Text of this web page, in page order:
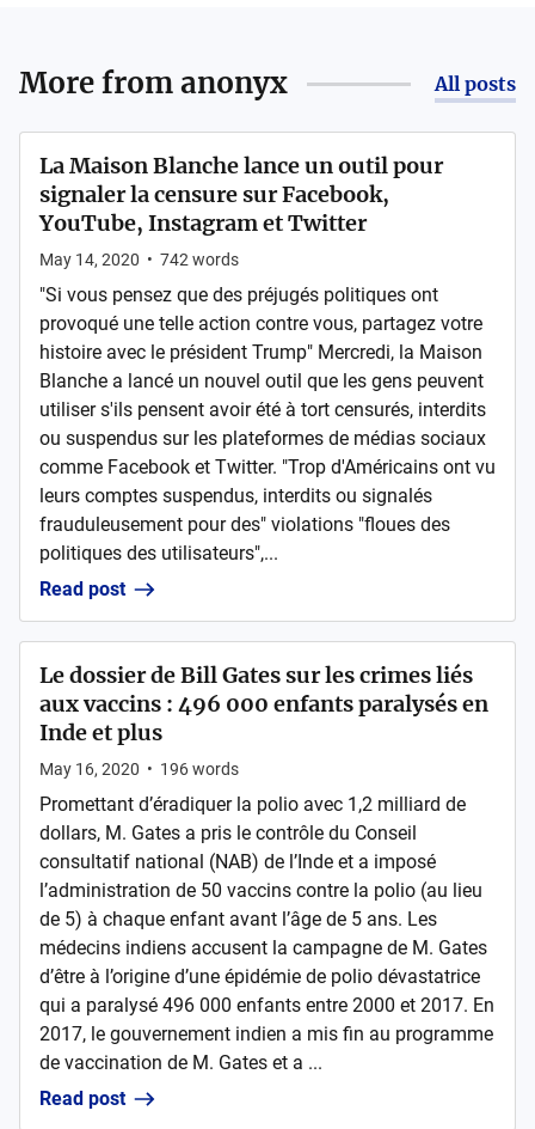
More fromanonyx All posts
La Maison Blanche lance un outil pour
signaler la censure sur Facebook,
YouTube, Instagram et Twitter
May 14, 2020 • 742words
"Si vous pensez que des préjugés politiques ont
provoqué une telle action contre vous, partagez votre
histoire avec le président Trump" Mercredi, la Maison
Blanche a lancé un nouvel outil que les gens peuvent
utiliser s'ils pensent avoir été à tort censurés, interdits
ou suspendus sur les plateformes de médias sociaux
comme Facebook et Twitter. "Trop d'Américains ont vu
leurs comptes suspendus, interdits ou signalés
frauduleusement pour des" violations "floues des
politiques des utilisateurs",...
Read post
Le dossier de Bill Gates sur les crimes liés
aux vaccins : 496 000 enfants paralysés en
Inde et plus
May 16, 2020 • 196words
Promettant d’éradiquer la polio avec 1,2 milliard de
dollars, M. Gates a pris le contrôle du Conseil
consultatif national (NAB) de l’Inde et a imposé
l’administration de 50 vaccins contre la polio (au lieu
de 5) à chaque enfant avant l’âge de 5 ans. Les
médecins indiens accusent la campagne de M. Gates
d’être à l’origine d’une épidémie de polio dévastatrice
qui a paralysé 496 000 enfants entre 2000 et 2017. En
2017, le gouvernement indien a mis fin au programme
de vaccination de M. Gates et a ...
Read post